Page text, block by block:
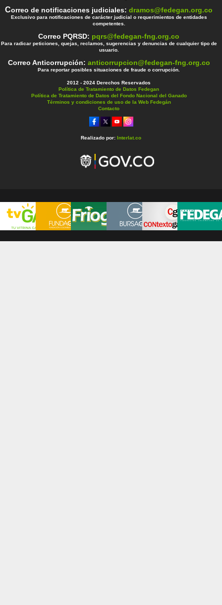
Correo de notificaciones judiciales:dramos@fedegan.org.co
Exclusivo para notificaciones de carácter judicial o requerimientos de entidades
competentes.
Correo PQRSD: pqrs@fedegan-fng.org.co
Para radicar peticiones, quejas, reclamos, sugerencias y denuncias de cualquier tipo de
usuario.
Correo Anticorrupción: anticorrupcion@fedegan-fng.org.co
Para reportar posibles situaciones de fraude o corrupción.
2012 - 2024 Derechos Reservados
Política de Tratamiento de Datos Fedegan
Política de Tratamiento de Datos del Fondo Nacional del Ganado
Términos y condiciones de uso de la Web Fedegán
Contacto
Realizado por: Interlat.co